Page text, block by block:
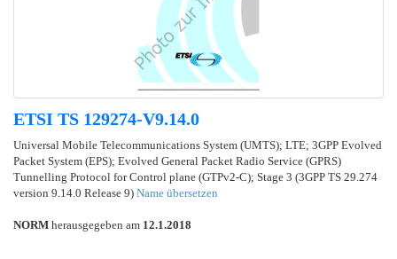
ETSI TS 129274-V9.14.0
Universal Mobile Telecommunications System (UMTS); LTE; 3GPP Evolved
Packet System (EPS); Evolved General Packet Radio Service (GPRS)
Tunnelling Protocol for Control plane (GTPv2-C); Stage 3 (3GPP TS 29.274
version 9.14.0 Release 9) Name übersetzen
NORM herausgegeben am 12.1.2018